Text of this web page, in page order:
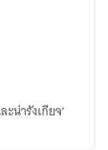
น่ารังเกียจ’